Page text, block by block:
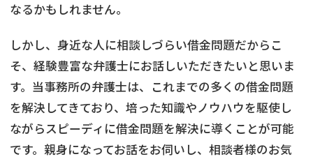
なるかもしれません。
しかし、身近な人に相談しづらい借金問題だからこ
そ、経験豊富な弁護士にお話しいただきたいと思いま
す。当事務所の弁護士は、これまでの多くの借金問題
を解決してきており、培った知識やノウハウを駆使し
ながらスピーディに借金問題を解決に導くことが可能
です。親身になってお話をお伺いし、相談者様のお気